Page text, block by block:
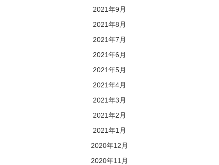
2021年9月
2021年8月
2021年7月
2021年6月
2021年5月
2021年4月
2021年3月
2021年2月
2021年1月
2020年12月
2020年11月